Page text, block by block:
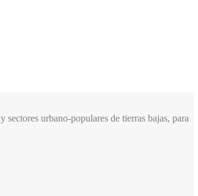
urbano-populares de tierras bajas, para